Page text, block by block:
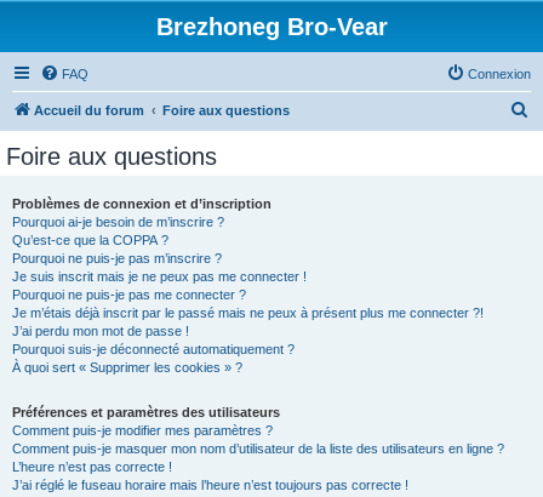
Brezhoneg Bro-Vear
FAQ Connexion
Accueil du forum Foire aux questions
Foire aux questions
Problèmes de connexion et d’inscription
Pourquoi ai-je besoin de m’inscrire ?
Qu’est-ce que la COPPA ?
Pourquoi ne puis-je pas m’inscrire ?
Je suis inscrit mais je ne peux pas me connecter !
Pourquoi ne puis-je pas me connecter ?
Je m’étais déjà inscrit par le passé mais ne peux à présent plus me connecter ?!
J’ai perdu mon mot de passe !
Pourquoi suis-je déconnecté automatiquement ?
À quoi sert « Supprimer les cookies » ?
Préférences et paramètres des utilisateurs
Comment puis-je modifier mes paramètres ?
Comment puis-je masquer mon nom d’utilisateur de la liste des utilisateurs en ligne ?
L’heure n’est pas correcte !
J’ai réglé le fuseau horaire mais l’heure n’est toujours pas correcte !